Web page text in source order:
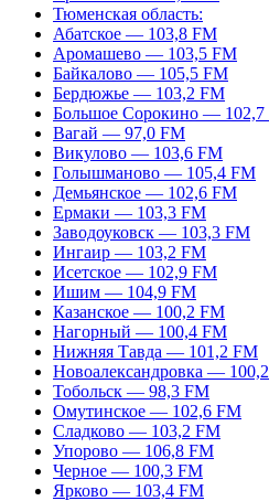
Тюменская область:
Абатское — 103,8 FM
Аромашево — 103,5 FM
Байкалово — 105,5 FM
Бердюжье — 103,2 FM
Большое Сорокино — 102,7
Вагай — 97,0 FM
Викулово — 103,6 FM
Голышманово — 105,4 FM
Демьянское — 102,6 FM
Ермаки — 103,3 FM
Заводоуковск — 103,3 FM
Ингаир — 103,2 FM
Исетское — 102,9 FM
Ишим — 104,9 FM
Казанское — 100,2 FM
Нагорный — 100,4 FM
Нижняя Тавда — 101,2 FM
Новоалександровка —
Тобольск — 98,3 FM
Омутинское — 102,6 FM
Сладково — 103,2 FM
Упорово — 106,8 FM
Черное — 100,3 FM
Ярково — 103,4 FM